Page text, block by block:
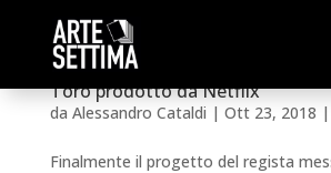
Pinocchio: al via il nuovo film di
Toro prodotto da Netflix
da Alessandro Cataldi | Ott 23, 2018 |
Finalmente il progetto del regista